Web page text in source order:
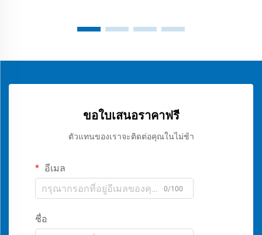
ขอใบเสนอราคาฟรี
ตัวแทนของเราจะติดต่อคุณในไม่ช้า
อีเมล
0/100
ชื่อ